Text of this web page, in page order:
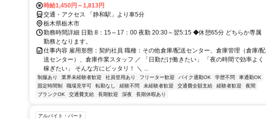
時給1,450円～1,813円
交通・アクセス 「静和駅」より車5分
栃木県栃木市
勤務時間詳細 日勤 8：15～17：00 夜勤 20:30～翌5:15 ◆休憩65分 どちらか専属
勤務となります。
仕事内容 雇用形態：契約社員 職種：その他倉庫/配送センター、倉庫管理（倉庫/配
送センター）、倉庫作業スタッフ ／ 「日勤だけ働きたい」 「夜の時間で効率よく
稼ぎたい」 そんな方にピッタリ！ ＼ ...
制服あり 業界未経験者歓迎 社員登用あり フリーター歓迎 バイク通勤OK 学歴不問
車通勤OK
固定時間制
職場見学可 転勤なし 経験不問 未経験者歓迎 交通費全額支給 経験者歓迎
夜間
ブランクOK
交通費支給 長期歓迎 深夜 長期休暇あり
アルバイト・パート